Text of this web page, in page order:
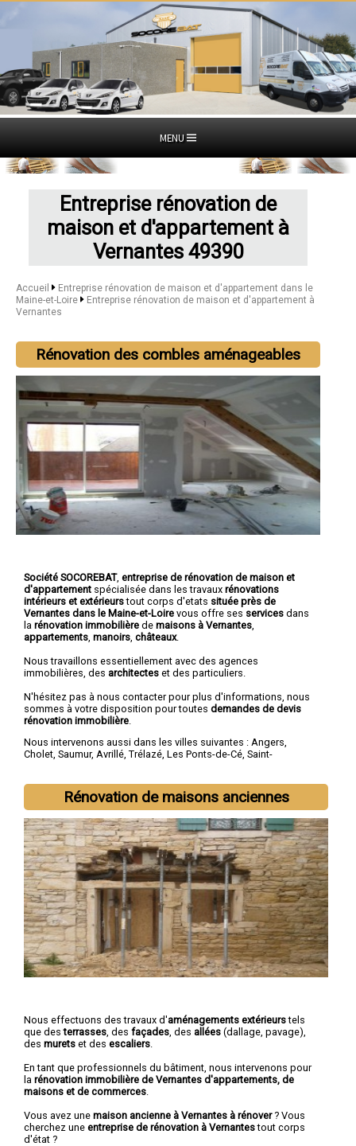
MENU
Entreprise rénovation de
maison et d'appartement à
Vernantes 49390
Accueil
Entreprise rénovation de maison et d'appartement dans le
Maine-et-Loire
Entreprise rénovation de maison et d'appartement à
Vernantes
Rénovation des combles aménageables
Société SOCOREBAT, entreprise de rénovation de maison et
d'appartement spécialisée dans les travaux rénovations
intérieurs et extérieurstout corps d'etats située près de
Vernantes dans le Maine-et-Loire vous offre ses services dans
la rénovation immobilière de maisons à Vernantes
appartements manoirs châteaux.
Nous travaillons essentiellement avec des agences
immobilières, des architectes et des particuliers.
N'hésitez pas à nous contacter pour plus d'informations, nous
sommes à votre disposition pour toutes demandes de devis
rénovation immobilière
Nous intervenons aussi dans les villes suivantes : Angers,
Cholet, Saumur, Avrillé, Trélazé, Les Ponts-de-Cé, Saint-
Rénovation de maisons anciennes
Nous effectuons des travaux d'aménagements extérieurstels
que desterrasses , des façades , des allées (dallage, pavage),
des murets et des escaliers
En tant que professionnels du bâtiment, nous intervenons pour
la rénovation immobilière de Vernantes d'appartements, de
maisons et de commerces
Vous avez une maison ancienne à Vernantes à rénover? Vous
cherchez une entreprise de rénovation à Vernantestout corps
d'état ?